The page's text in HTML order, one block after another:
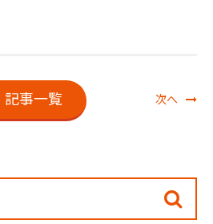
記事一覧 次へ